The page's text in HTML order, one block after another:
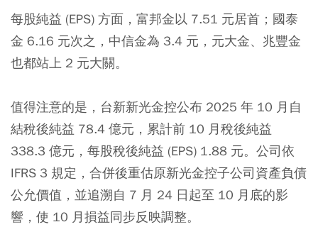
每股純益 (EPS) 方面，富邦金以 7.51 元居首；國泰
金 6.16 元次之，中信金為 3.4 元，元大金、兆豐金
也都站上 2 元大關。
值得注意的是，台新新光金控公布 2025 年 10 月自
結稅後純益 78.4 億元，累計前 10 月稅後純益
338.3 億元，每股稅後純益 (EPS) 1.88 元。公司依
IFRS 3 規定，合併後重估原新光金控子公司資產負債
公允價值，並追溯自 7 月 24 日起至 10 月底的影
響，使 10 月損益同步反映調整。